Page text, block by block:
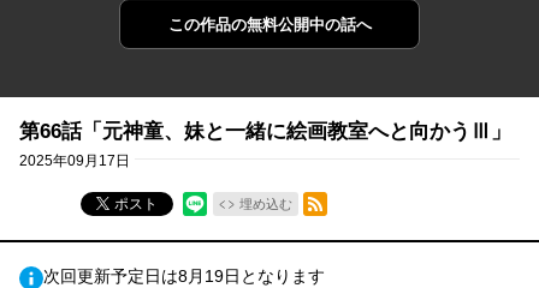
この作品の無料公開中の話へ
第66話「元神童、妹と一緒に絵画教室へと向かうⅢ」
2025年09月17日
ポスト 埋め込む
RSSフィード
次回更新予定日は8月19日となります